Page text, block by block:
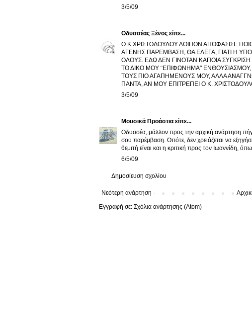
3/5/09
Οδυσσέας Ξένος είπε...
Ο Κ.ΧΡΙΣΤΟΔΟΥΛΟΥ ΛΟΙΠΟΝ ΑΠΟΦΑΣΙΣΕ ΠΟΙΟΣ
ΑΓΕΝΗΣ ΠΑΡΕΜΒΑΣΗ, ΘΑ ΕΛΕΓΑ, ΓΙΑΤΙ Η
ΟΛΟΥΣ. ΕΔΩ ΔΕΝ ΓΙΝΟΤΑΝ ΚΑΠΟΙΑ
ΤΟ ΔΙΚΟ ΜΟΥ ¨ΕΠΙΦΩΝΗΜΑ" ΕΝΘΟΥΣΙΑΣΜΟΥ,
ΤΟΥΣ ΠΙΟ ΑΓΑΠΗΜΕΝΟΥΣ ΜΟΥ, ΑΛΛΑ
ΠΑΝΤΑ, ΑΝ ΜΟΥ ΕΠΙΤΡΕΠΕΙ Ο Κ.
3/5/09
Μουσικά Προάστια είπε...
Οδυσσέα, μάλλον προς την αρχική ανάρτηση
σου παρέμβαση. Οπότε, δεν χρειάζεται να
θεμιτή είναι και η κριτική προς τον Ιωαννίδη,
6/5/09
Δημοσίευση σχολίου
Νεότερη ανάρτηση
Εγγραφή σε: Σχόλια ανάρτησης (Atom)